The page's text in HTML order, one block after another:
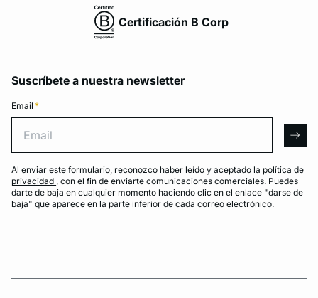
Certificación B Corp
Suscríbete a nuestra newsletter
Email *
Al enviar este formulario, reconozco haber leído y aceptado la política de
privacidad , con el fin de enviarte comunicaciones comerciales. Puedes
darte de baja en cualquier momento haciendo clic en el enlace "darse de
baja" que aparece en la parte inferior de cada correo electrónico.